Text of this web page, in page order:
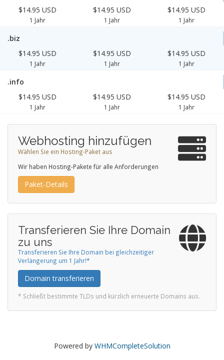
$14.95 USD
1 Jahr
$14.95 USD
1 Jahr
$14.95 USD
1 Jahr
.biz
$14.95 USD
1 Jahr
$14.95 USD
1 Jahr
$14.95 USD
1 Jahr
.info
$14.95 USD
1 Jahr
$14.95 USD
1 Jahr
$14.95 USD
1 Jahr
Webhosting hinzufügen
Wählen Sie ein Hosting-Paket aus
Wir haben Hosting-Pakete für alle Anforderungen
Paket-Details
Transferieren Sie Ihre Domain
zu uns
Transferieren Sie Ihre Domain bei gleichzeitiger
Verlängerung um 1 Jahr!*
Domain transferieren
* Schließt bestimmte TLDs und kürzlich erneuerte Domains aus.
Powered by WHMCompleteSolution